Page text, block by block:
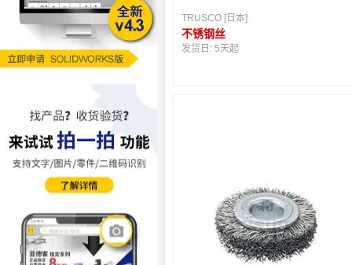
TRUSCO [日本]
不锈钢丝
发货日:5天起